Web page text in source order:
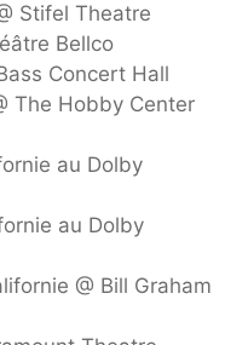
Stifel Theatre
Bellco
Concert Hall
The Hobby Center
au Dolby
au Dolby
@ Bill Graham